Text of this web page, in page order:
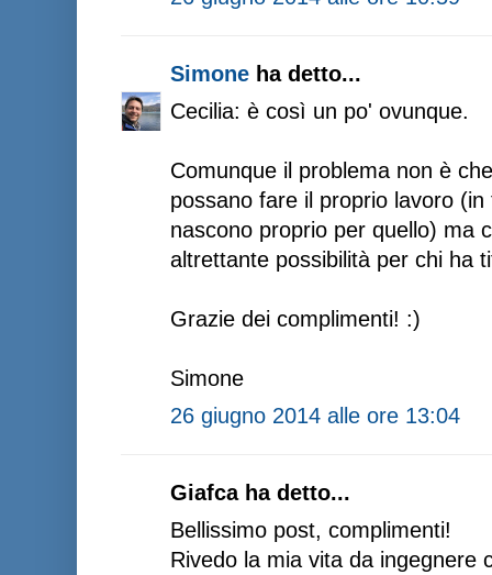
Simone ha detto...
Cecilia: è così un po' ovunque.
Comunque il problema non è
possano fare il proprio lavoro
nascono proprio per quello) ma
altrettante possibilità per chi ha
Grazie dei complimenti! :)
Simone
26 giugno 2014 alle ore 13:04
Giafca ha detto...
Bellissimo post, complimenti!
Rivedo la mia vita da ingegnere